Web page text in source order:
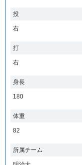
投
右
打
右
身長
180
体重
82
所属チーム